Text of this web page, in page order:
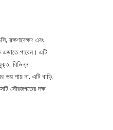
রক্ষণাবেক্ষণ এবং
এড়াতে পারেন। এটি
বিভিন্ন
ভয় পায় না, এটি বাড়ি,
সৌরজগতের দক্ষ